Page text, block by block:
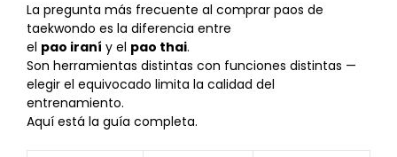
La pregunta más frecuente al comprar paos de
taekwondo es la diferencia entre
el pao iraní y el pao thai.
Son herramientas distintas con funciones distintas —
elegir el equivocado limita la calidad del
entrenamiento.
Aquí está la guía completa.